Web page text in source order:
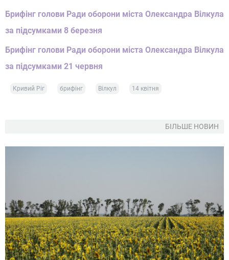
Брифінг голови Ради оборони міста Олександра Вілкула
за підсумками 8 березня
Брифінг голови Ради оборони міста Олександра Вілкула
за підсумками 21 червня
Кривий Ріг брифінг Вілкул 14 квітня
БІЛЬШЕ НОВИН